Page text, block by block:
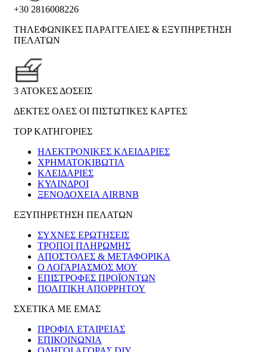
+30 2816008226
ΤΗΛΕΦΩΝΙΚΕΣ ΠΑΡΑΓΓΕΛΙΕΣ & ΕΞΥΠΗΡΕΤΗΣΗ
ΠΕΛΑΤΩΝ
3 ΑΤΟΚΕΣ ΔΟΣΕΙΣ
ΔΕΚΤΕΣ ΟΛΕΣ ΟΙ ΠΙΣΤΩΤΙΚΕΣ ΚΑΡΤΕΣ
TOP ΚΑΤΗΓΟΡΙΕΣ
ΗΛΕΚΤΡΟΝΙΚΈΣ ΚΛΕΙΔΑΡΙΈΣ
ΧΡΗΜΑΤΟΚΙΒΏΤΙΑ
ΚΛΕΙΔΑΡΙΈΣ
ΚΎΛΙΝΔΡΟΙ
ΞΕΝΟΔΟΧΕΊΑ AIRBNB
ΕΞΥΠΗΡΕΤΗΣΗ ΠΕΛΑΤΩΝ
ΣΥΧΝΕΣ ΕΡΩΤΗΣΕΙΣ
ΤΡΟΠΟΙ ΠΛΗΡΩΜΗΣ
ΑΠΟΣΤΟΛΕΣ & ΜΕΤΑΦΟΡΙΚΑ
Ο ΛΟΓΑΡΙΑΣΜΟΣ ΜΟΥ
ΕΠΙΣΤΡΟΦΕΣ ΠΡΟΪΟΝΤΩΝ
ΠΟΛΙΤΙΚΗ ΑΠΟΡΡΗΤΟΥ
ΣΧΕΤΙΚΑ ΜΕ ΕΜΑΣ
ΠΡΟΦΙΛ ΕΤΑΙΡΕΙΑΣ
ΕΠΙΚΟΙΝΩΝΙΑ